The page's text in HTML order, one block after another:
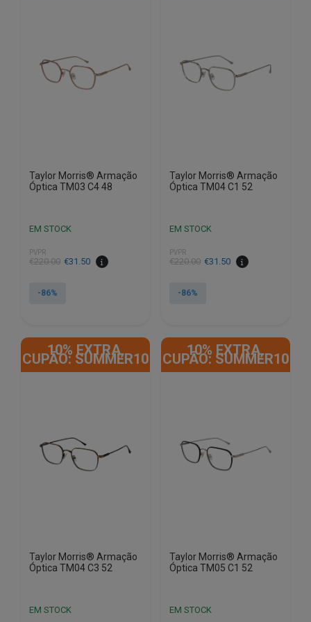
Taylor Morris® Armação
Óptica TM03 C4 48
EM STOCK
PVPR
€220.00
O
original
€31.50
O
atual
-86%
Taylor Morris® Armação
Óptica TM04 C1 52
EM STOCK
PVPR
€220.00
O
original
€31.50
O
atual
-86%
10% EXTRA,
CUPÃO: SUMMER10
Taylor Morris® Armação
Óptica TM04 C3 52
EM STOCK
10% EXTRA,
CUPÃO: SUMMER10
Taylor Morris® Armação
Óptica TM05 C1 52
EM STOCK